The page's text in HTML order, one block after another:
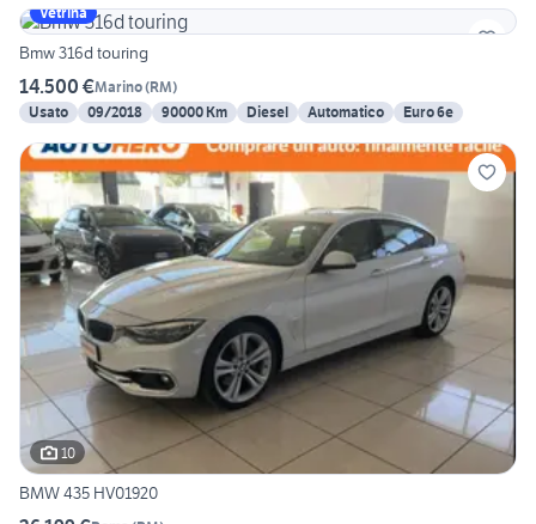
Vetrina
Bmw 316d touring
14.500 €Marino(RM)
Usato
09/2018 90000 Km Diesel Automatico Euro 6e
10
BMW 435 HV01920